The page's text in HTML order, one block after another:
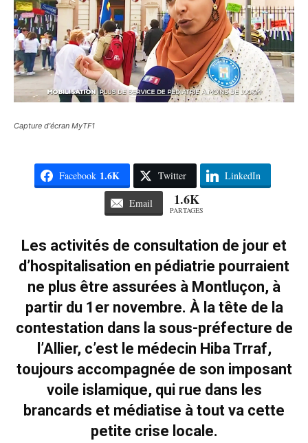
Capture d'écran MyTF1
Facebook 1.6K Twitter LinkedIn
Email 1.6K
PARTAGES
Les activités de consultation de jour et
d’hospitalisation en pédiatrie pourraient
ne plus être assurées à Montluçon, à
partir du 1er novembre. À la tête de la
contestation dans la sous-préfecture de
l’Allier, c’est le médecin Hiba Trraf,
toujours accompagnée de son imposant
voile islamique, qui rue dans les
brancards et médiatise à tout va cette
petite crise locale.